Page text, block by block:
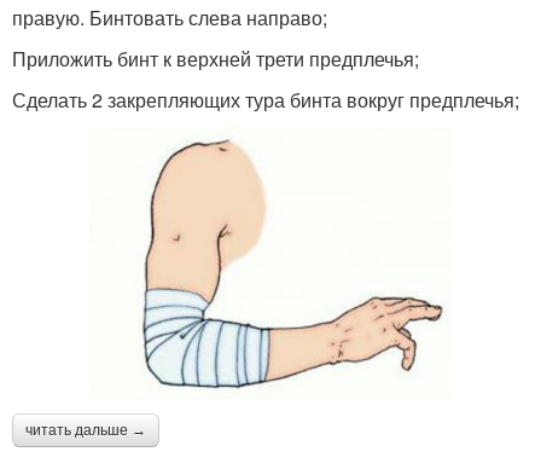
правую. Бинтовать слева направо;
Приложить бинт к верхней трети предплечья;
Сделать 2 закрепляющих тура бинта вокруг предплечья;
читать дальше →